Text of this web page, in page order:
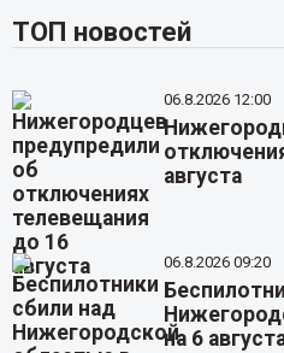
ТОП новостей
06.8.2026 12:00
августа
06.8.2026 09:20
на 6